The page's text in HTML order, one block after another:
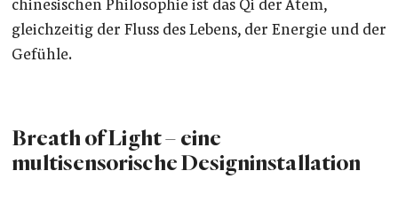
chinesischen Philosophie ist das Qi der Atem,
gleichzeitig der Fluss des Lebens, der Energie und der
Gefühle.
Breath of Light – eine
multisensorische Designinstallation